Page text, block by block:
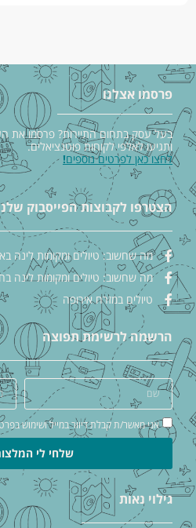
פרסמו אצלנו
בעל עסק בתחום התיירות? פרסמו את
ותגיעו לאלפי לקוחות פוטנציאלים.
לחצו כאן לפרטים נוספים!
הצטרפו לקבוצות הפייסבוק
מה שחשוב: טיולים ומקומות לינה
מה שחשוב: טיולים ומקומות לינה
טיולים במזרח אירופה
הרשמה לרשימת תפוצה
אני מאשר/ת קבלת דיוור במייל ושימוש
שלחי לי
גילוי נאות